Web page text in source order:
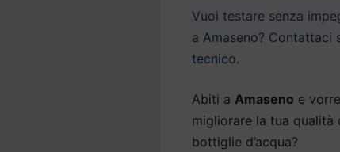
Vuoi testare senza
a Amaseno? Contattaci
tecnico.
Abiti a Amaseno e
migliorare la tua qualità
bottiglie d’acqua?